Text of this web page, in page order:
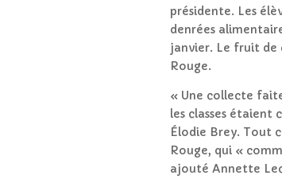
présidente. Les
denrées
janvier. Le fruit de
Rouge.
« Une collecte
les classes étaient
Élodie Brey. Tout
Rouge, qui «
ajouté Annette